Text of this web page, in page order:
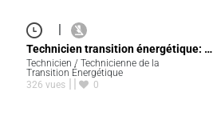
|
Technicien transition énergétique: …
Technicien / Technicienne de la
Transition Énergétique
326 vues
0